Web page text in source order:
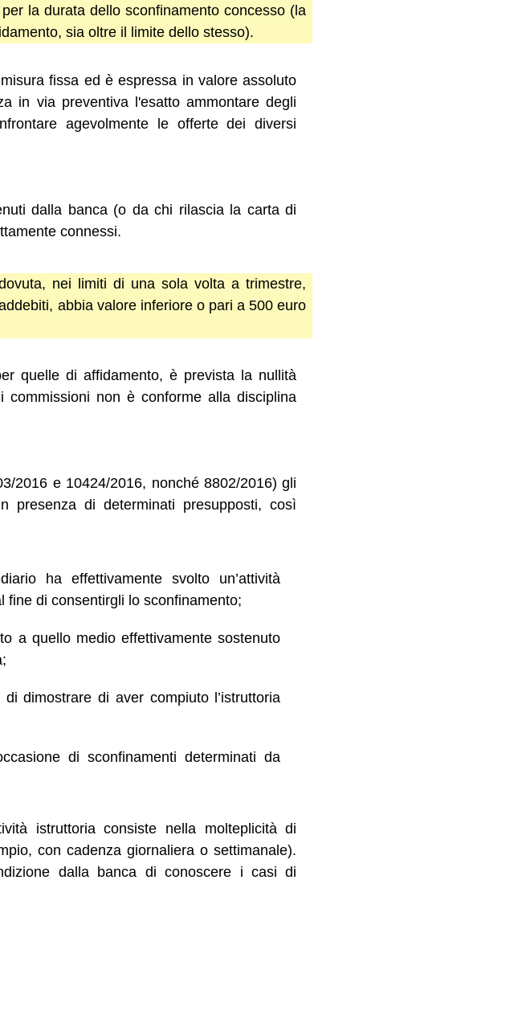
la durata dello sconfinamento concesso (la
sia oltre il limite dello stesso).
fissa ed è espressa in valore assoluto
in via preventiva l'esatto ammontare degli
agevolmente le offerte dei diversi
dalla banca (o da chi rilascia la carta di
connessi.
nei limiti di una sola volta a trimestre,
abbia valore inferiore o pari a 500 euro
quelle di affidamento, è prevista la nullità
commissioni non è conforme alla disciplina
2016 e 10424/2016, nonché 8802/2016) gli
di determinati presupposti, così
ha effettivamente svolto un’attività
fine di consentirgli lo sconfinamento;
a quello medio effettivamente sostenuto
dimostrare di aver compiuto l’istruttoria
di sconfinamenti determinati da
istruttoria consiste nella molteplicità di
con cadenza giornaliera o settimanale).
dalla banca di conoscere i casi di